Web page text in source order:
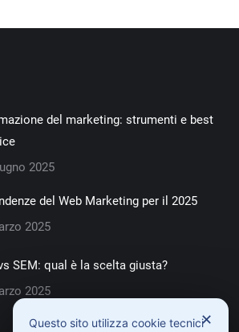
del marketing: strumenti e best
2025
del Web Marketing per il 2025
2025
SEM: qual è la scelta giusta?
2025
✕
Questo sito utilizza cookie tecnici